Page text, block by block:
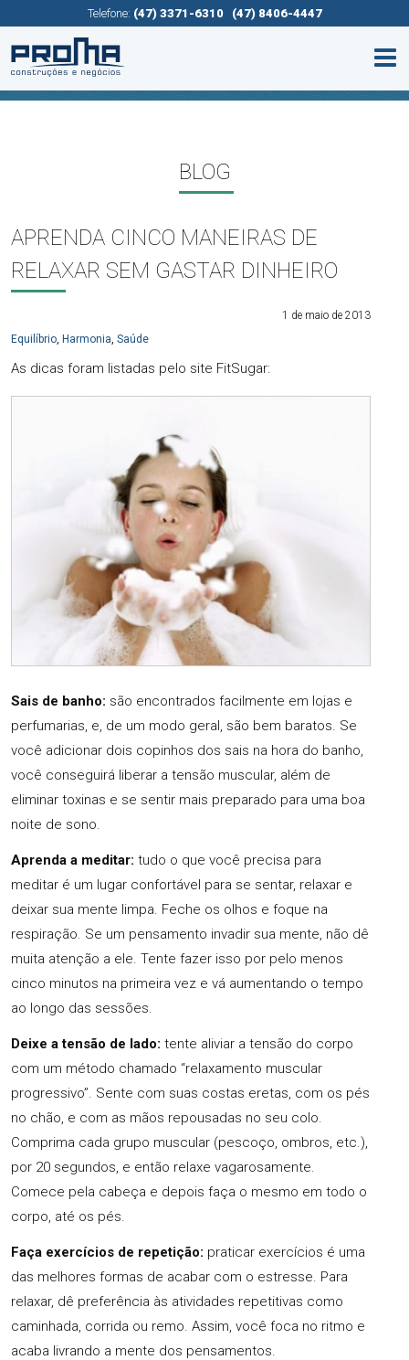
Telefone: (47) 3371-6310 (47) 8406-4447
BLOG
APRENDA CINCO MANEIRAS DE
RELAXAR SEM GASTAR DINHEIRO
1 de maio de 2013
Equilíbrio, Harmonia, Saúde
As dicas foram listadas pelo site FitSugar:
Sais de banho: são encontrados facilmente em lojas e
perfumarias, e, de um modo geral, são bem baratos. Se
você adicionar dois copinhos dos sais na hora do banho,
você conseguirá liberar a tensão muscular, além de
eliminar toxinas e se sentir mais preparado para uma boa
noite de sono.
Aprenda a meditar: tudo o que você precisa para
meditar é um lugar confortável para se sentar, relaxar e
deixar sua mente limpa. Feche os olhos e foque na
respiração. Se um pensamento invadir sua mente, não dê
muita atenção a ele. Tente fazer isso por pelo menos
cinco minutos na primeira vez e vá aumentando o tempo
ao longo das sessões.
Deixe a tensão de lado: tente aliviar a tensão do corpo
com um método chamado “relaxamento muscular
progressivo”. Sente com suas costas eretas, com os pés
no chão, e com as mãos repousadas no seu colo.
Comprima cada grupo muscular (pescoço, ombros, etc.),
por 20 segundos, e então relaxe vagarosamente.
Comece pela cabeça e depois faça o mesmo em todo o
corpo, até os pés.
Faça exercícios de repetição: praticar exercícios é uma
das melhores formas de acabar com o estresse. Para
relaxar, dê preferência às atividades repetitivas como
caminhada, corrida ou remo. Assim, você foca no ritmo e
acaba livrando a mente dos pensamentos.